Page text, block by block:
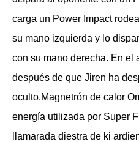
carga un Power Impact
su mano izquierda y lo
con su mano derecha. En el
después de que Jiren ha
oculto.Magnetrón de calor
energía utilizada por Super
llamarada diestra de ki